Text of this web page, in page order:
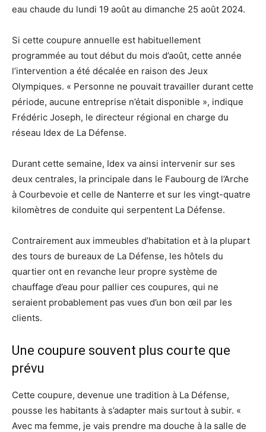
eau chaude du lundi 19 août au dimanche 25 août 2024.
Si cette coupure annuelle est habituellement
programmée au tout début du mois d’août, cette année
l’intervention a été décalée en raison des Jeux
Olympiques. « Personne ne pouvait travailler durant cette
période, aucune entreprise n’était disponible », indique
Frédéric Joseph, le directeur régional en charge du
réseau Idex de La Défense.
Durant cette semaine, Idex va ainsi intervenir sur ses
deux centrales, la principale dans le Faubourg de l’Arche
à Courbevoie et celle de Nanterre et sur les vingt-quatre
kilomètres de conduite qui serpentent La Défense.
Contrairement aux immeubles d’habitation et à la plupart
des tours de bureaux de La Défense, les hôtels du
quartier ont en revanche leur propre système de
chauffage d’eau pour pallier ces coupures, qui ne
seraient probablement pas vues d’un bon œil par les
clients.
Une coupure souvent plus courte que
prévu
Cette coupure, devenue une tradition à La Défense,
pousse les habitants à s’adapter mais surtout à subir. «
Avec ma femme, je vais prendre ma douche à la salle de